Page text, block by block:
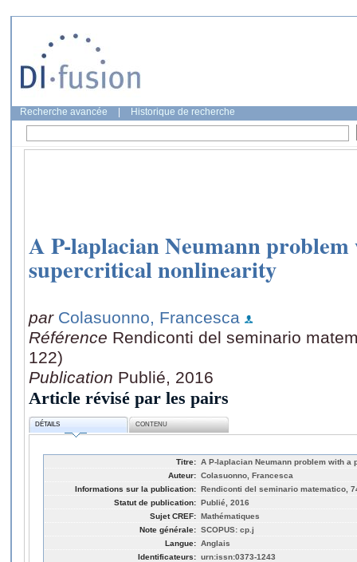
Recherche avancée Historique de recherche
A P-laplacian Neumann problem
supercritical nonlinearity
par Colasuonno, Francesca
Référence Rendiconti del seminario
122)
Publication Publié, 2016
Article révisé par les pairs
DÉTAILS CONTENU
Titre: A P-laplacian Neumann problem with
Auteur: Colasuonno, Francesca
Informations sur la publication: Rendiconti del seminario matematico,
Statut de publication: Publié, 2016
Sujet CREF: Mathématiques
Note générale: SCOPUS: cp.j
Langue: Anglais
Identificateurs: urn:issn:0373-1243